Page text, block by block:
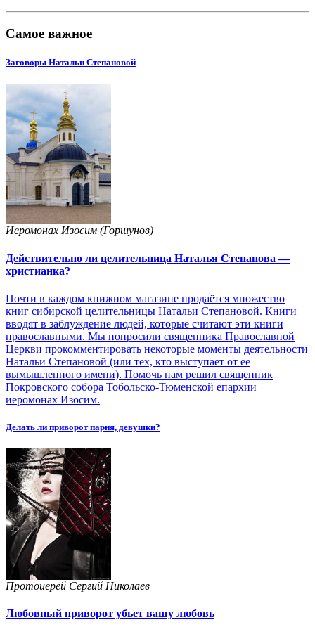
Самое важное
Заговоры Натальи Степановой
Иеромонах Изосим (Горшунов)
Действительно ли целительница Наталья Степанова —
христианка?
Почти в каждом книжном магазине продаётся множество
книг сибирской целительницы Натальи Степановой. Книги
вводят в заблуждение людей, которые считают эти книги
православными. Мы попросили священника Православной
Церкви прокомментировать некоторые моменты деятельности
Натальи Степановой (или тех, кто выступает от ее
вымышленного имени). Помочь нам решил священник
Покровского собора Тобольско-Тюменской епархии
иеромонах Изосим.
Делать ли приворот парня, девушки?
Протоиерей Сергий Николаев
Любовный приворот убьет вашу любовь